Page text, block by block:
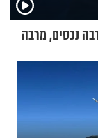
נכסים, מרבה